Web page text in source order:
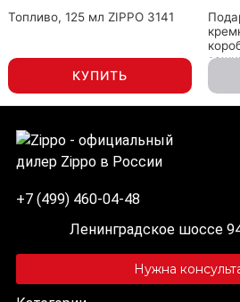
Топливо, 125 мл ZIPPO 3141
КУПИТЬ
+7 (499) 460-04-48
Ленинградское шоссе
Нужна